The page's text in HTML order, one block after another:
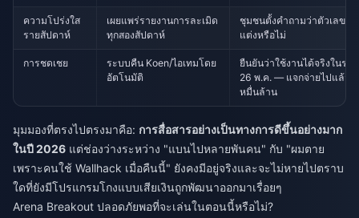
ความโปร่งใส
รายสัปดาห์
เผยแพร่รายงานการละเมิด
ทุกสองสัปดาห์
ชุมชนตั้งคำถามว่าตัวเลขมี
แต่งหรือไม่
การชดเชย
ระบบคืน Koen/ไอเทมโดย
อัตโนมัติ
ยืนยันว่าใช้งานได้จริงในระ
26 พ.ค. — แจกจ่ายไปแล้ว
หมื่นล้าน
มุมมองที่ตรงไปตรงมาคือ: การสื่อสารอย่างเป็นทางการดีขึ้นอย่างมาก
ในปี 2026 แต่ช่องว่างระหว่าง "แบนไปหลายพันคน" กับ "ผมตาย
เพราะคนใช้ Wallhack เมื่อคืนนี้" ยังคงมีอยู่จริงและจะไม่หายไปตราบ
ใดที่ยังมีโปรแกรมโกงแบบเสียเงินถูกพัฒนาออกมาเรื่อยๆ
Arena Breakout ปลอดภัยพอที่จะเล่นในตอนนี้หรือไม่?